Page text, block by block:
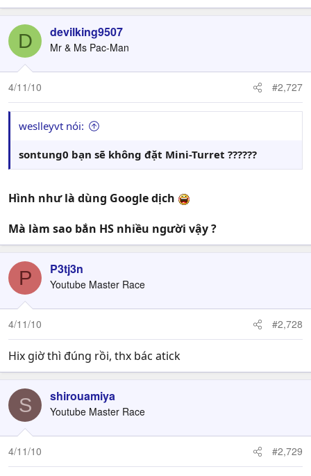
D devilking9507
Mr & Ms Pac-Man
4/11/10 #2,727
weslleyvt nói:
sontung0 bạn sẽ không đặt Mini-Turret ??????
Hình như là dùng Google dịch
Mà làm sao bắn HS nhiều người vậy ?
P P3tj3n
Youtube Master Race
4/11/10 #2,728
Hix giờ thì đúng rồi, thx bác atick
S shirouamiya
Youtube Master Race
4/11/10 #2,729